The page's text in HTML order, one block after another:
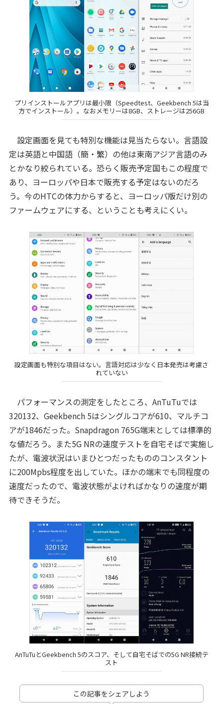
プリインストールアプリは最小限（Speedtest、Geekbench 5は当
方でインストール）。なおメモリーは8GB、ストレージは256GB
設定画面を見ても特別な機能は見当たらない。言語設
定は英語と中国語（簡・繁）の他は東南アジア言語のみ
とかなり絞られている。恐らく販売予定国もこの程度で
あり、ヨーロッパや日本で販売する予定はないのだろ
う。今のHTCの体力からすると、ヨーロッパ版だけ別の
ファームウェアにする、ということも考えにくい。
設定画面も特別な項目はない。言語対応は少なく日本発売は考慮さ
れていない
パフォーマンスの測定をしたところ、AnTuTuでは
320132、Geekbench 5はシングルコアが610、マルチコ
アが1846だった。Snapdragon 765G端末としては標準的
な値だろう。また5G NRの速度テストを自宅そばで実施し
たが、電波状況はいまひとつだったもののコンスタント
に200Mpbs程度を出していた。ほかの端末でも同程度の
速度だったので、電波状態がよければかなりの速度が期
待できそうだ。
AnTuTuとGeekbench 5のスコア、そして自宅そばでの5G NR接続テ
スト
この記事をシェアしよう